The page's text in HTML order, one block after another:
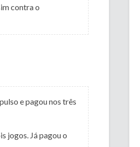
contra o
e pagou nos três
jogos. Já pagou o